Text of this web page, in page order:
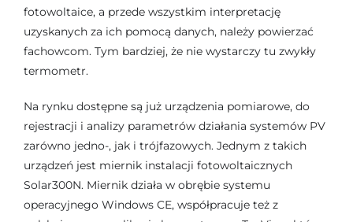
fotowoltaice, a przede wszystkim interpretację
uzyskanych za ich pomocą danych, należy powierzać
fachowcom. Tym bardziej, że nie wystarczy tu zwykły
termometr.
Na rynku dostępne są już urządzenia pomiarowe, do
rejestracji i analizy parametrów działania systemów PV
zarówno jedno-, jak i trójfazowych. Jednym z takich
urządzeń jest miernik instalacji fotowoltaicznych
Solar300N. Miernik działa w obrębie systemu
operacyjnego Windows CE, współpracuje też z